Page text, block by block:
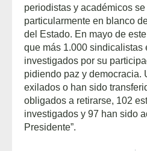
periodistas y académicos
particularmente en blanco
del Estado. En mayo de
que más 1.000 sindicalistas
investigados por su
pidiendo paz y democracia.
exilados o han sido
obligados a retirarse, 102
investigados y 97 han sido
Presidente”.